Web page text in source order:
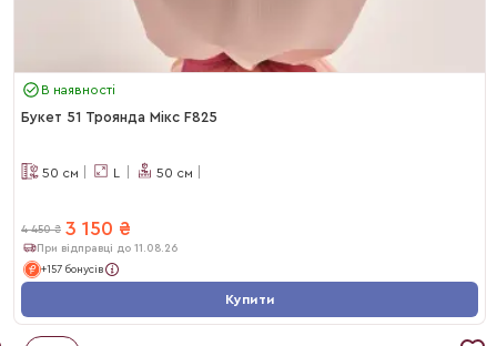
В наявності
Букет 51 Троянда Мікс F825
50 см L 50 см
4 450 ₴ 3 150 ₴
При відправці до 11.08.26
+157 бонусів
Купити